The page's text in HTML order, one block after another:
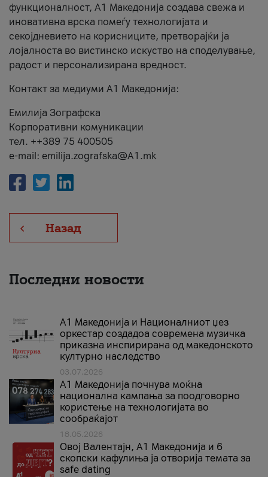
функционалност, А1 Македонија создава свежа и
иновативна врска помеѓу технологијата и
секојдневието на корисниците, претворајќи ја
лојалноста во вистинско искуство на споделување,
радост и персонализирана вредност.
Контакт за медиуми А1 Македонија:
Емилија Зографска
Корпоративни комуникации
тел. ++389 75 400505
e-mail: emilija.zografska@A1.mk
Назад
Последни новости
А1 Македонија и Националниот џез
оркестар создадоа современа музичка
приказна инспирирана од македонското
културно наследство
03.07.2026
A1 Македонија почнува моќна
национална кампања за поодговорно
користење на технологијата во
сообраќајот
18.05.2026
Овој Валентајн, A1 Македонија и 6
скопски кафулиња ја отворија темата за
safe dating